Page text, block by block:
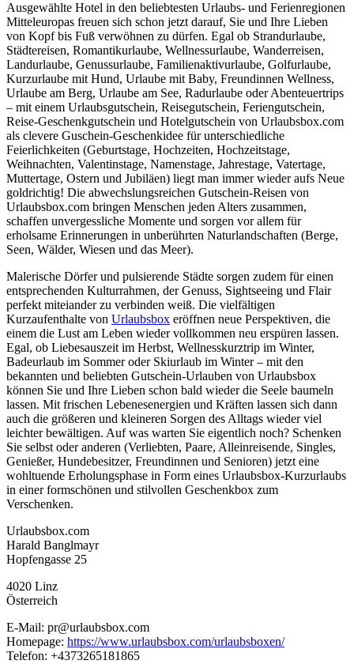
Ausgewählte Hotel in den beliebtesten Urlaubs- und Ferienregionen
Mitteleuropas freuen sich schon jetzt darauf, Sie und Ihre Lieben
von Kopf bis Fuß verwöhnen zu dürfen. Egal ob Strandurlaube,
Städtereisen, Romantikurlaube, Wellnessurlaube, Wanderreisen,
Landurlaube, Genussurlaube, Familienaktivurlaube, Golfurlaube,
Kurzurlaube mit Hund, Urlaube mit Baby, Freundinnen Wellness,
Urlaube am Berg, Urlaube am See, Radurlaube oder Abenteuertrips
– mit einem Urlaubsgutschein, Reisegutschein, Feriengutschein,
Reise-Geschenkgutschein und Hotelgutschein von Urlaubsbox.com
als clevere Guschein-Geschenkidee für unterschiedliche
Feierlichkeiten (Geburtstage, Hochzeiten, Hochzeitstage,
Weihnachten, Valentinstage, Namenstage, Jahrestage, Vatertage,
Muttertage, Ostern und Jubiläen) liegt man immer wieder aufs Neue
goldrichtig! Die abwechslungsreichen Gutschein-Reisen von
Urlaubsbox.com bringen Menschen jeden Alters zusammen,
schaffen unvergessliche Momente und sorgen vor allem für
erholsame Erinnerungen in unberührten Naturlandschaften (Berge,
Seen, Wälder, Wiesen und das Meer).
Malerische Dörfer und pulsierende Städte sorgen zudem für einen
entsprechenden Kulturrahmen, der Genuss, Sightseeing und Flair
perfekt miteiander zu verbinden weiß. Die vielfältigen
Kurzaufenthalte von Urlaubsbox eröffnen neue Perspektiven, die
einem die Lust am Leben wieder vollkommen neu erspüren lassen.
Egal, ob Liebesauszeit im Herbst, Wellnesskurztrip im Winter,
Badeurlaub im Sommer oder Skiurlaub im Winter – mit den
bekannten und beliebten Gutschein-Urlauben von Urlaubsbox
können Sie und Ihre Lieben schon bald wieder die Seele baumeln
lassen. Mit frischen Lebenesenergien und Kräften lassen sich dann
auch die größeren und kleineren Sorgen des Alltags wieder viel
leichter bewältigen. Auf was warten Sie eigentlich noch? Schenken
Sie selbst oder anderen (Verliebten, Paare, Alleinreisende, Singles,
Genießer, Hundebesitzer, Freundinnen und Senioren) jetzt eine
wohltuende Erholungsphase in Form eines Urlaubsbox-Kurzurlaubs
in einer formschönen und stilvollen Geschenkbox zum
Verschenken.
Urlaubsbox.com
Harald Banglmayr
Hopfengasse 25
4020 Linz
Österreich
E-Mail: pr@urlaubsbox.com
Homepage: https://www.urlaubsbox.com/urlaubsboxen/
Telefon: +4373265181865